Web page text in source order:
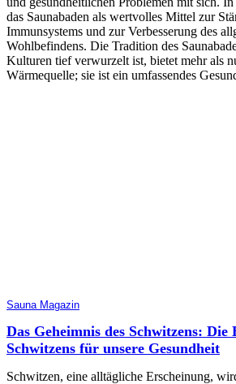
das Saunabaden als wertvolles Mittel zur
Immunsystems und zur Verbesserung des
Wohlbefindens. Die Tradition des
Kulturen tief verwurzelt ist, bietet mehr als
Wärmequelle; sie ist ein umfassendes
Sauna Magazin
Das Geheimnis des Schwitzens: Die
Schwitzens für unsere Gesundheit
Schwitzen, eine alltägliche Erscheinung,